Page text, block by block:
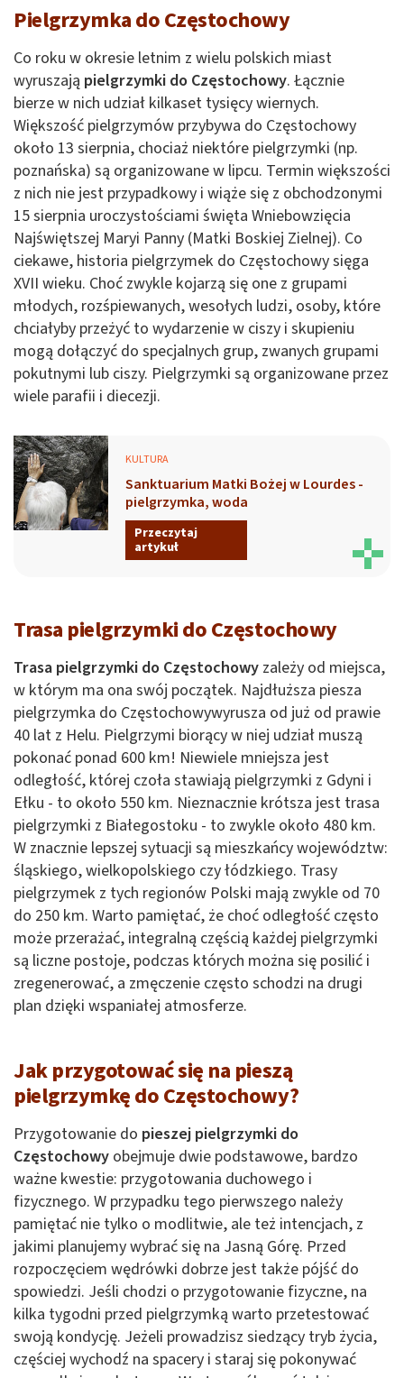
Pielgrzymka do Częstochowy
Co roku w okresie letnim z wielu polskich miast
wyruszają pielgrzymki do Częstochowy. Łącznie
bierze w nich udział kilkaset tysięcy wiernych.
Większość pielgrzymów przybywa do Częstochowy
około 13 sierpnia, chociaż niektóre pielgrzymki (np.
poznańska) są organizowane w lipcu. Termin większości
z nich nie jest przypadkowy i wiąże się z obchodzonymi
15 sierpnia uroczystościami święta Wniebowzięcia
Najświętszej Maryi Panny (Matki Boskiej Zielnej). Co
ciekawe, historia pielgrzymek do Częstochowy sięga
XVII wieku. Choć zwykle kojarzą się one z grupami
młodych, rozśpiewanych, wesołych ludzi, osoby, które
chciałyby przeżyć to wydarzenie w ciszy i skupieniu
mogą dołączyć do specjalnych grup, zwanych grupami
pokutnymi lub ciszy. Pielgrzymki są organizowane przez
wiele parafii i diecezji.
KULTURA
Sanktuarium Matki Bożej w Lourdes -
pielgrzymka, woda
Przeczytaj
artykuł
Trasa pielgrzymki do Częstochowy
Trasa pielgrzymki do Częstochowy zależy od miejsca,
w którym ma ona swój początek. Najdłuższa piesza
pielgrzymka do Częstochowywyrusza od już od prawie
40 lat z Helu. Pielgrzymi biorący w niej udział muszą
pokonać ponad 600 km! Niewiele mniejsza jest
odległość, której czoła stawiają pielgrzymki z Gdyni i
Ełku - to około 550 km. Nieznacznie krótsza jest trasa
pielgrzymki z Białegostoku - to zwykle około 480 km.
W znacznie lepszej sytuacji są mieszkańcy województw:
śląskiego, wielkopolskiego czy łódzkiego. Trasy
pielgrzymek z tych regionów Polski mają zwykle od 70
do 250 km. Warto pamiętać, że choć odległość często
może przerażać, integralną częścią każdej pielgrzymki
są liczne postoje, podczas których można się posilić i
zregenerować, a zmęczenie często schodzi na drugi
plan dzięki wspaniałej atmosferze.
Jak przygotować się na pieszą
pielgrzymkę do Częstochowy?
Przygotowanie do pieszej pielgrzymki do
Częstochowy obejmuje dwie podstawowe, bardzo
ważne kwestie: przygotowania duchowego i
fizycznego. W przypadku tego pierwszego należy
pamiętać nie tylko o modlitwie, ale też intencjach, z
jakimi planujemy wybrać się na Jasną Górę. Przed
rozpoczęciem wędrówki dobrze jest także pójść do
spowiedzi. Jeśli chodzi o przygotowanie fizyczne, na
kilka tygodni przed pielgrzymką warto przetestować
swoją kondycję. Jeżeli prowadzisz siedzący tryb życia,
częściej wychodź na spacery i staraj się pokonywać